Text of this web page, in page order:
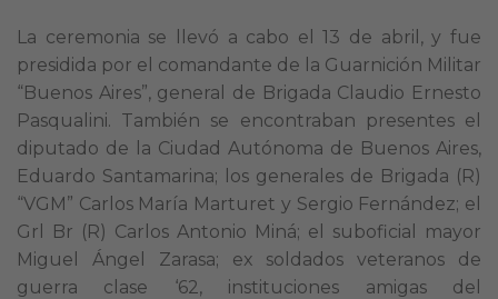
La ceremonia se llevó a cabo el 13 de abril, y fue
presidida por el comandante de la Guarnición Militar
“Buenos Aires”, general de Brigada Claudio Ernesto
Pasqualini. También se encontraban presentes el
diputado de la Ciudad Autónoma de Buenos Aires,
Eduardo Santamarina; los generales de Brigada (R)
“VGM” Carlos María Marturet y Sergio Fernández; el
Grl Br (R) Carlos Antonio Miná; el suboficial mayor
Miguel Ángel Zarasa; ex soldados veteranos de
guerra clase ‘62, instituciones amigas del